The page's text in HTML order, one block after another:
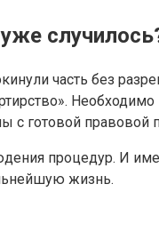
часть без
с готовой правовой
процедур. И
жизнь.